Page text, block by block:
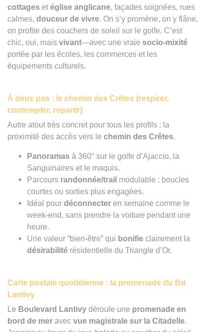
cottages et église anglicane, façades soignées, rues
calmes, douceur de vivre. On s’y promène, on y flâne,
on profite des couchers de soleil sur le golfe. C’est
chic, oui, mais vivant—avec une vraie socio-mixité
portée par les écoles, les commerces et les
équipements culturels.
À deux pas : le chemin des Crêtes (respirer,
contempler, repartir)
Autre atout très concret pour tous les profils : la
proximité des accès vers le chemin des Crêtes.
Panoramas à 360° sur le golfe d’Ajaccio, la
Sanguinaires et le maquis.
Parcours randonnée/trail modulable : boucles
courtes ou sorties plus engagées.
Idéal pour déconnecter en semaine comme le
week-end, sans prendre la voiture pendant une
heure.
Une valeur “bien-être” qui bonifie clairement la
désirabilité résidentielle du Triangle d’Or.
Carte postale quotidienne : la promenade du Bd
Lantivy
Le Boulevard Lantivy déroule une promenade en
bord de mer avec vue magistrale sur la Citadelle.